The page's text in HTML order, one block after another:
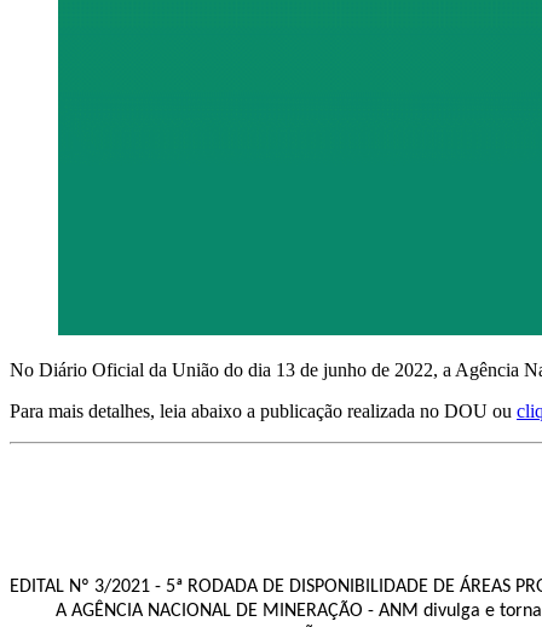
No Diário Oficial da União do dia 13 de junho de 2022, a Agência
Para mais detalhes, leia abaixo a publicação realizada no DOU ou
EDITAL Nº 3/2021 - 5ª RODADA DE DISPONIBILIDADE DE ÁREAS
A AGÊNCIA NACIONAL DE MINERAÇÃO - ANM divulga e